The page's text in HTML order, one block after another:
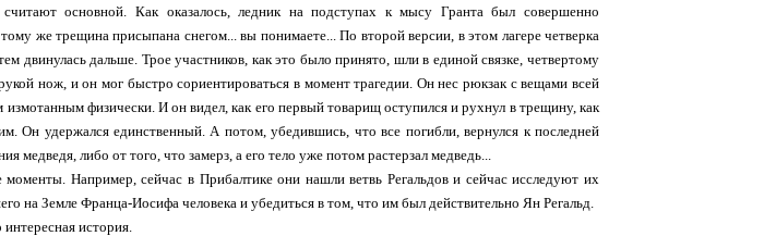
основной. Как оказалось, ледник на подступах к мысу Гранта был совершенно
же трещина присыпана снегом... вы понимаете... По второй версии, в этом лагере четверка
двинулась дальше. Трое участников, как это было принято, шли в единой связке, четвертому
нож, и он мог быстро сориентироваться в момент трагедии. Он нес рюкзак с вещами всей
измотанным физически. И он видел, как его первый товарищ оступился и рухнул в трещину, как
Он удержался единственный. А потом, убедившись, что все погибли, вернулся к последней
медведя, либо от того, что замерз, а его тело уже потом растерзал медведь...
Например, сейчас в Прибалтике они нашли ветвь Регальдов и сейчас исследуют их
на Земле Франца-Иосифа человека и убедиться в том, что им был действительно Ян Регальд.
интересная история.